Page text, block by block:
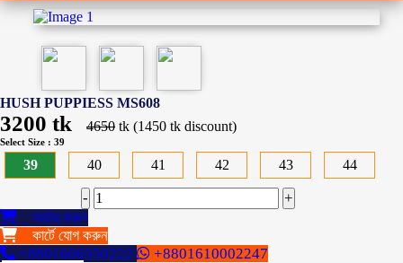
HUSH PUPPIESS MS608
3200 tk 4650 tk (1450 tk discount)
Select Size : 39
39 40 41 42 43 44
-
+
অর্ডার করুন
কার্টে যোগ করুন
+8801606550222
+8801610002247